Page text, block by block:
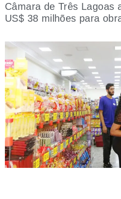
Câmara de Três Lagoas
US$ 38 milhões para